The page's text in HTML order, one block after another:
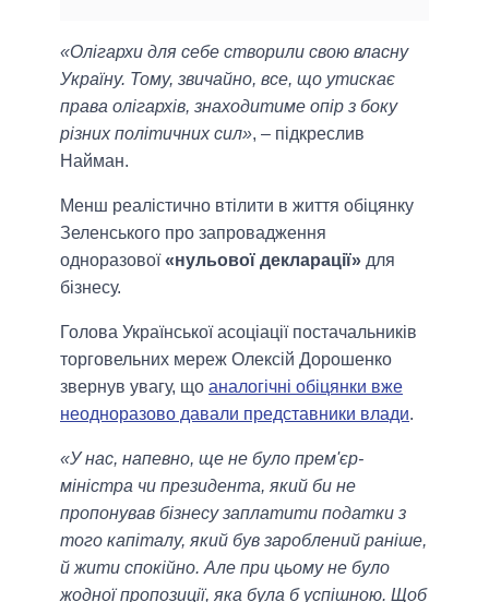
«Олігархи для себе створили свою власну
Україну. Тому, звичайно, все, що утискає
права олігархів, знаходитиме опір з боку
різних політичних сил», – підкреслив
Найман.
Менш реалістично втілити в життя обіцянку
Зеленського про запровадження
одноразової«нульової декларації» для
бізнесу.
Голова Української асоціації постачальників
торговельних мереж Олексій Дорошенко
звернув увагу, що аналогічні обіцянки вже
неодноразово давали представники влади.
«У нас, напевно, ще не було прем'єр-
міністра чи президента, який би не
пропонував бізнесу заплатити податки з
того капіталу, який був зароблений раніше,
й жити спокійно. Але при цьому не було
жодної пропозиції, яка була б успішною. Щоб